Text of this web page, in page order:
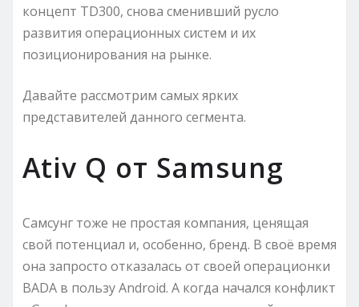
концепт TD300, снова сменивший русло
развития операционных систем и их
позиционирования на рынке.
Давайте рассмотрим самых ярких
представителей данного сегмента.
Ativ Q от Samsung
Самсунг тоже не простая компания, ценящая
свой потенциал и, особенно, бренд. В своё время
она запросто отказалась от своей операционки
BADA в пользу Android. А когда начался конфликт